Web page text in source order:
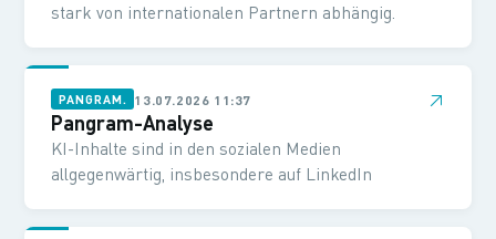
stark von internationalen Partnern abhängig.
PANGRAM. 13.07.2026 11:37 ↗
Pangram-Analyse
KI-Inhalte sind in den sozialen Medien
allgegenwärtig, insbesondere auf LinkedIn